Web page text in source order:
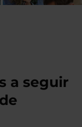
a seguir